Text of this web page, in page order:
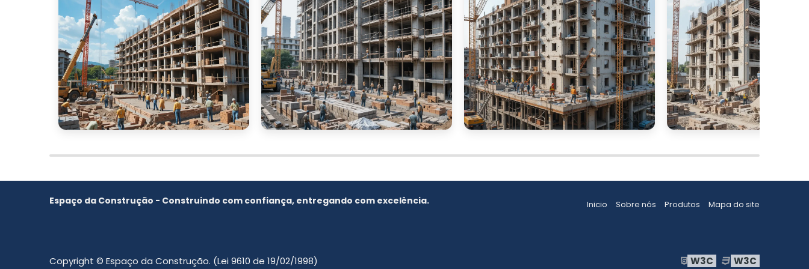
mesmo e solicite um orçamento. Juntos, podemos construir o espaço ideal para o seu negócio!
Espaço da Construção - Construindo com confiança, entregando com excelência. Inicio Sobre nós Produtos Mapa do site
Copyright © Espaço da Construção. (Lei 9610 de 19/02/1998) W3C W3C